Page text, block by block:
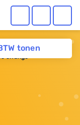
tonen
change